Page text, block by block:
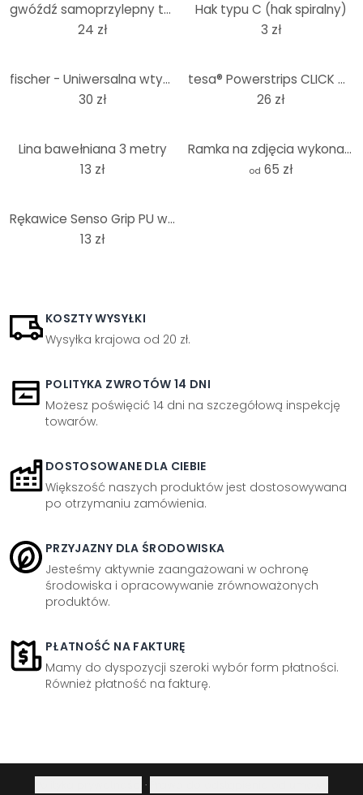
gwóźdź samoprzylepny tesa® do tapet i tynku 2x1kg
24 zł
Hak typu C (hak spiralny)
3 zł
fischer - Uniwersalna wtyczka UX 6 x 35 RH z okrągłym hakiem
30 zł
tesa® Powerstrips CLICK 4x2 S
26 zł
Lina bawełniana 3 metry
13 zł
Ramka na zdjęcia wykonana z białej płyty MDF - Kwadrat
od 65 zł
Rękawice Senso Grip PU w rozmiarze 10
13 zł
KOSZTY WYSYŁKI
Wysyłka krajowa od 20 zł.
POLITYKA ZWROTÓW 14 DNI
Możesz poświęcić 14 dni na szczegółową inspekcję
towarów.
DOSTOSOWANE DLA CIEBIE
Większość naszych produktów jest dostosowywana
po otrzymaniu zamówienia.
PRZYJAZNY DLA ŚRODOWISKA
Jesteśmy aktywnie zaangażowani w ochronę
środowiska i opracowywanie zrównoważonych
produktów.
PŁATNOŚĆ NA FAKTURĘ
Mamy do dyspozycji szeroki wybór form płatności.
Również płatność na fakturę.
·